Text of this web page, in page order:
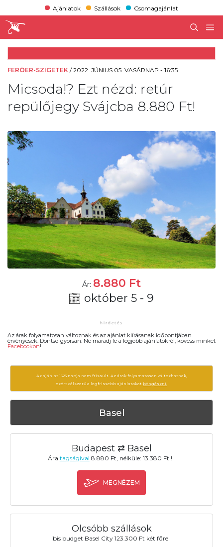
Ajánlatok Szállások Csomagajánlat
FERÖER-SZIGETEK /2022. JÚNIUS 05. VASÁRNAP - 16:35
Micsoda!? Ezt nézd: retúr
repülőjegy Svájcba 8.880 Ft!
Ár: 8.880 Ft
október 5 - 9
Az árak folyamatosan változnak és az ajánlat kiírásanak időpontjában
érvényesek. Döntsd gyorsan. Ne maradj le a legjobb ajánlatokról, kövess minket
Facebookon!
Az ajánlat 1523 napja nem frissült. Az árak folyamatosan változhatnak,
ezért célszerű a legfrissebb ajánlatokat böngészni.
Basel
Budapest ⇄ Basel
Ára tagságival 8.880 Ft, nélküle: 13.380 Ft !
MEGNÉZEM
Olcsóbb szállások
ibis budget Basel City 123.300 Ft két főre